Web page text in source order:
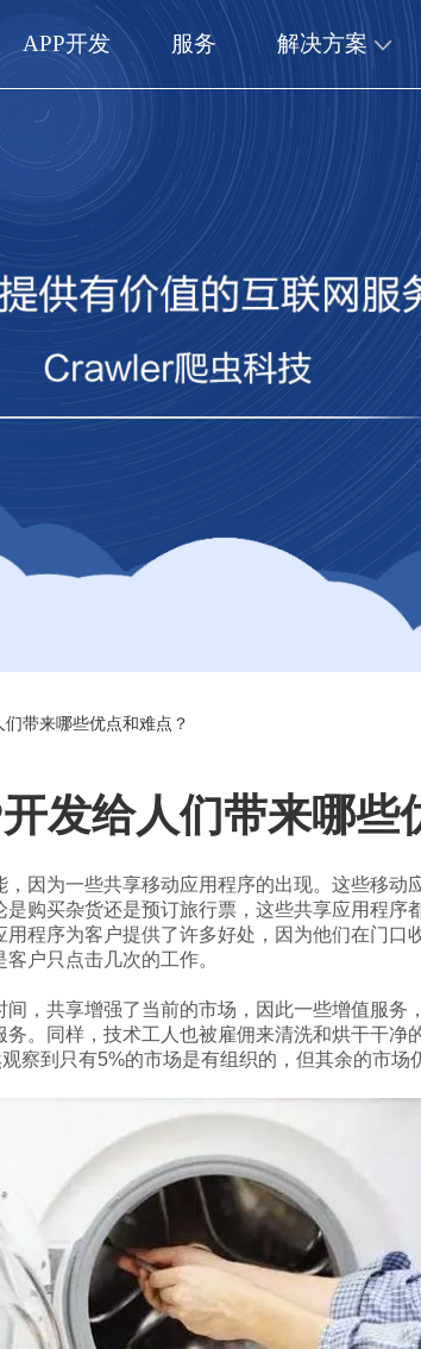
APP开发 服务 解决方案
带来哪些优点和难点？
发给人们带来哪些
因为一些共享移动应用程序的出现。这些移动
购买杂货还是预订旅行票，这些共享应用程序
程序为客户提供了许多好处，因为他们在门口
户只点击几次的工作。
，共享增强了当前的市场，因此一些增值服务
。同样，技术工人也被雇佣来清洗和烘干干净
察到只有5%的市场是有组织的，但其余的市场